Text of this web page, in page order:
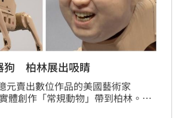
狗 柏林展出吸睛
元賣出數位作品的美國藝術家
體創作「常規動物」帶到柏林。作